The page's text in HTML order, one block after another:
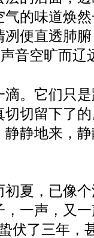
的味道焕
便直透肺
音空旷而辽
。它们只
切留下了
静地来，
夏，已像
一声，又
伏了三年，